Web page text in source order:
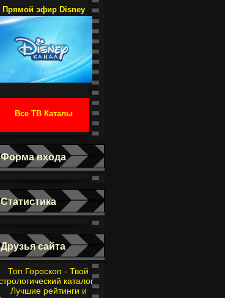
Прямой эфир Disney
Все ТВ Каталы
Форма входа
Статистика
Друзья сайта